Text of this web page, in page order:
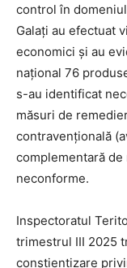
control în
Galați au efectuat
economici și au
național 76
s-au identificat
măsuri de
contravențională
complementară
neconforme.
Inspectoratul
trimestrul III 2025
conștientizare